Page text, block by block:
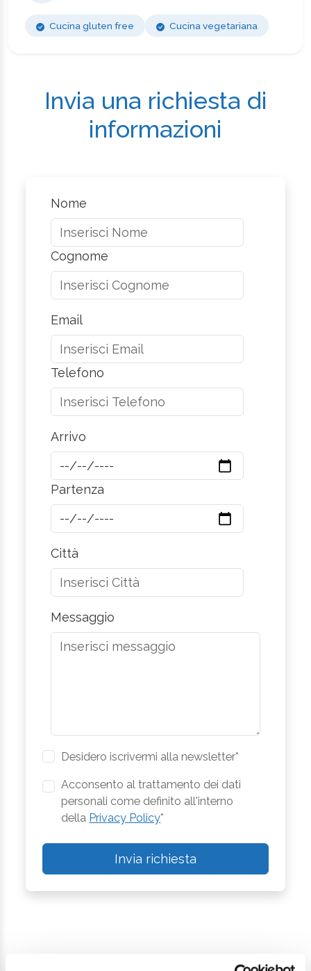
Cucina gluten free Cucina vegetariana
Invia una richiesta di
informazioni
Nome
Cognome
Email
Telefono
Arrivo
Partenza
Città
Messaggio
Desidero iscrivermi alla newsletter*
Acconsento al trattamento dei dati
personali come definito all'interno
della Privacy Policy*
Invia richiesta